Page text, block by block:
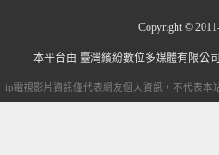
Copyright ©
本平台由 臺灣繽紛數位多媒體有限公
ip電視影片資訊僅代表網友個人資訊，不代表本